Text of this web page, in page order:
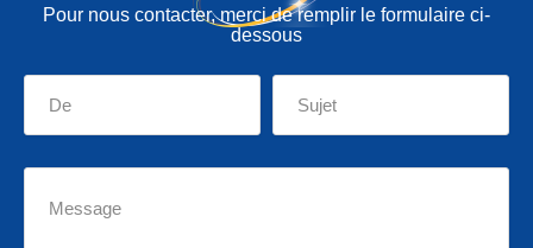
Pour nous contacter, merci de remplir le formulaire ci-
dessous